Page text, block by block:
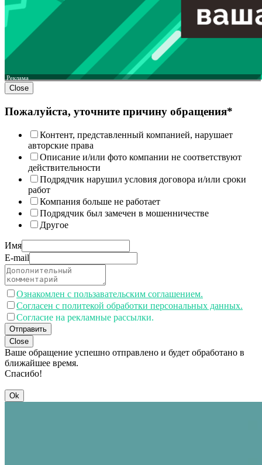
Реклама
Close
Пожалуйста, уточните причину обращения*
Контент, представленный компанией, нарушает
авторские права
Описание и/или фото компании не соответствуют
действительности
Подрядчик нарушил условия договора и/или сроки
работ
Компания больше не работает
Подрядчик был замечен в мошенничестве
Другое
Имя
E-mail
Ознакомлен с пользавательским соглашением.
Согласен с политекой обработки персональных данных.
Согласие на рекламные рассылки.
Отправить
Close
Ваше обращение успешно отправлено и будет обработано в
ближайшее время.
Спасибо!
Ok